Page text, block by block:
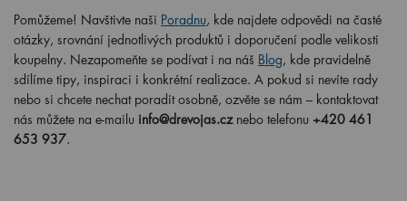
Pomůžeme! Navštivte naši Poradnu, kde najdete odpovědi na časté
otázky, srovnání jednotlivých produktů i doporučení podle velikosti
koupelny. Nezapomeňte se podívat i na náš Blog, kde pravidelně
sdílíme tipy, inspiraci i konkrétní realizace. A pokud si nevíte rady
nebo si chcete nechat poradit osobně, ozvěte se nám – kontaktovat
nás můžete na e-mailu info@drevojas.cz nebo telefonu +420 461
653 937.